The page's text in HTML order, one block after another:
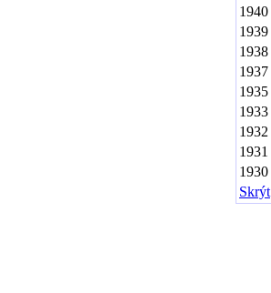
1940
1939
1938
1937
1935
1933
1932
1931
1930
Skrýt